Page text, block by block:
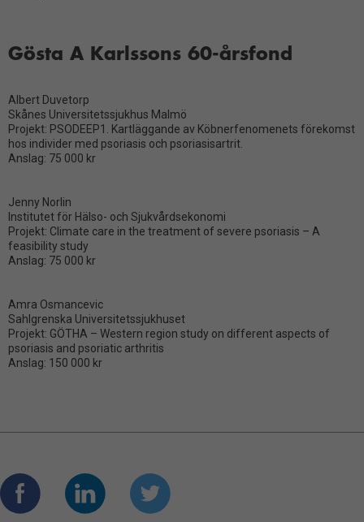
Gösta A Karlssons 60-årsfond
Albert Duvetorp
Skånes Universitetssjukhus Malmö
Projekt: PSODEEP1. Kartläggande av Köbnerfenomenets förekomst
hos individer med psoriasis och psoriasisartrit.
Anslag: 75 000 kr
Jenny Norlin
Institutet för Hälso- och Sjukvårdsekonomi
Projekt: Climate care in the treatment of severe psoriasis – A
feasibility study
Anslag: 75 000 kr
Amra Osmancevic
Sahlgrenska Universitetssjukhuset
Projekt: GÖTHA – Western region study on different aspects of
psoriasis and psoriatic arthritis
Anslag: 150 000 kr